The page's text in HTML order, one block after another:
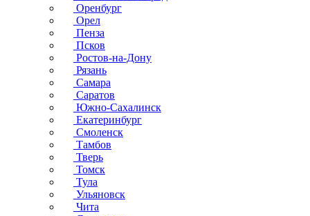
Оренбург
Орел
Пенза
Псков
Ростов-на-Дону
Рязань
Самара
Саратов
Южно-Сахалинск
Екатеринбург
Смоленск
Тамбов
Тверь
Томск
Тула
Ульяновск
Чита